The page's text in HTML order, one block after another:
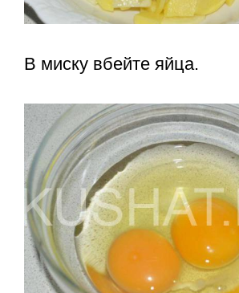
В миску вбейте яйца.